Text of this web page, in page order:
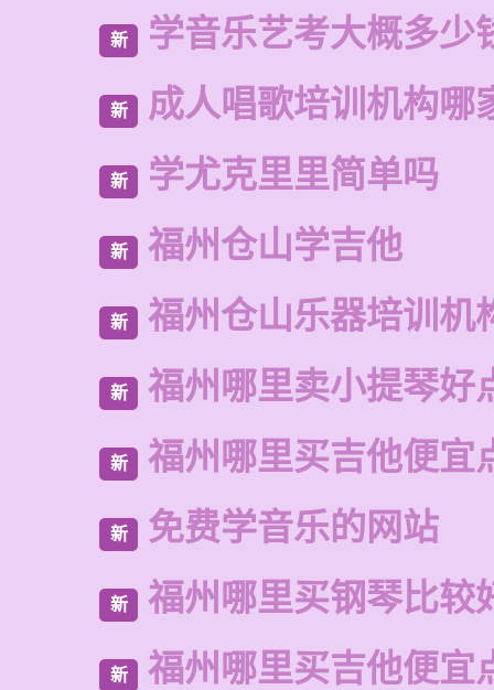
新 学音乐艺考大概多少
新 成人唱歌培训机构哪
新 学尤克里里简单吗
新 福州仓山学吉他
新 福州仓山乐器培训机
新 福州哪里卖小提琴好
新 福州哪里买吉他便宜
新 免费学音乐的网站
新 福州哪里买钢琴比较
新 福州哪里买吉他便宜